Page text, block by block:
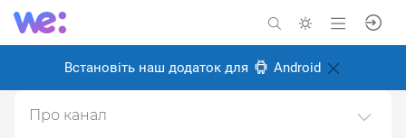
Встановіть наш додаток для Android
Про канал